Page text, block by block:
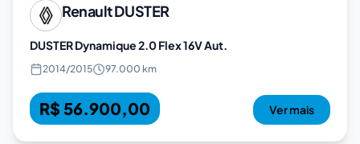
RenaultDUSTER
DUSTER Dynamique 2.0 Flex 16V Aut.
2014/2015 97.000 km
R$ 56.900,00 Ver mais